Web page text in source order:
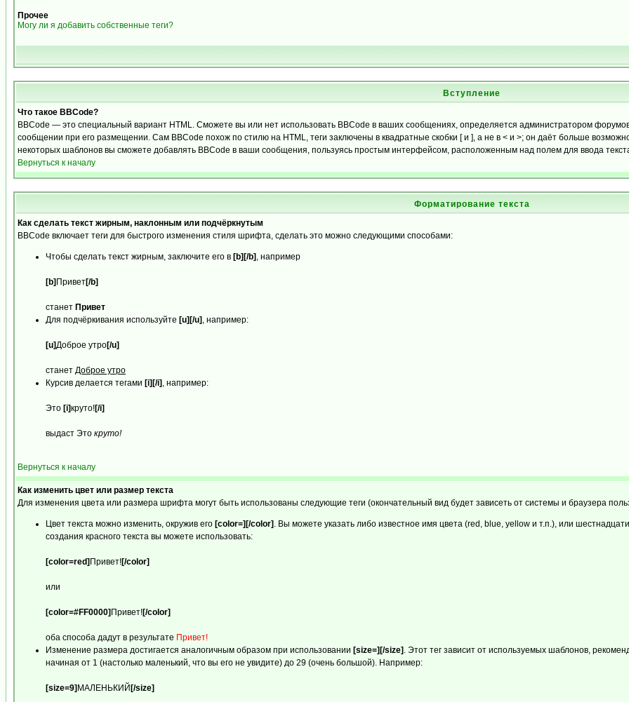
Прочее
Могу ли я добавить собственные теги?
Вступление
Что такое BBCode?
BBCode — это специальный вариант HTML. Сможете вы или нет использовать BBCode в ваших сообщениях, определяется администратором
сообщении при его размещении. Сам BBCode похож по стилю на HTML, теги заключены в квадратные скобки [ и ], а не в < и >; он даёт больше
некоторых шаблонов вы сможете добавлять BBCode в ваши сообщения, пользуясь простым интерфейсом, расположенным над полем для ввода
Вернуться к началу
Форматирование текста
Как сделать текст жирным, наклонным или подчёркнутым
BBCode включает теги для быстрого изменения стиля шрифта, сделать это можно следующими способами:
Чтобы сделать текст жирным, заключите его в [b][/b] , например
[b] Привет[/b]
станет Привет
Для подчёркивания используйте [u][/u] , например:
[u]Доброе утро[/u]
станет Доброе утро
Курсив делается тегами [i][/i] , например:
Это [i]круто![/i]
выдаст Это круто!
Вернуться к началу
Как изменить цвет или размер текста
Для изменения цвета или размера шрифта могут быть использованы следующие теги (окончательный вид будет зависеть от системы и браузера
Цвет текста можно изменить, окружив его [color=][/color] . Вы можете указать либо известное имя цвета (red, blue, yellow и т.п.), или
создания красного текста вы можете использовать:
[color=red] Привет![/color]
или
[color=#FF0000] Привет![/color]
оба способа дадут в результате Привет!
Изменение размера достигается аналогичным образом при использовании [size=][/size] . Этот тег зависит от используемых шаблонов,
начиная от 1 (настолько маленький, что вы его не увидите) до 29 (очень большой). Например:
[size=9] МАЛЕНЬКИЙ [/size]